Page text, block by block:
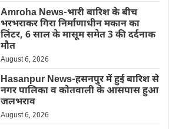
Amroha News-भारी बारिश के बीच
भरभराकर गिरा निर्माणाधीन मकान का
लिंटर, 6 साल के मासूम समेत 3 की दर्दनाक
मौत
August 6, 2026
Hasanpur News-हसनपुर में हुई बारिश से
नगर पालिका व कोतवाली के आसपास हुआ
जलभराव
August 6, 2026